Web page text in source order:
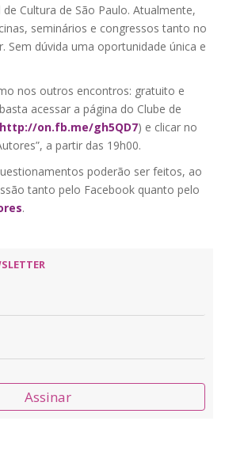
Cultura de São Paulo. Atualmente,
seminários e congressos tanto no
Sem dúvida uma oportunidade única e
nos outros encontros: gratuito e
acessar a página do Clube de
http://on.fb.me/gh5QD7) e clicar no
a partir das 19h00.
poderão ser feitos, ao
tanto pelo Facebook quanto pelo
.
Assinar